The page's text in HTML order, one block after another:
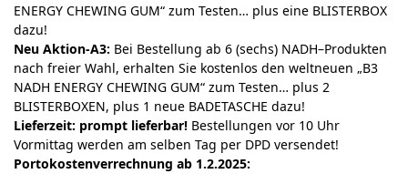
ENERGY CHEWING GUM“ zum Testen… plus eine BLISTERBOX
dazu!
Neu Aktion-A3: Bei Bestellung ab 6 (sechs) NADH–Produkten
nach freier Wahl, erhalten Sie kostenlos den weltneuen „B3
NADH ENERGY CHEWING GUM“ zum Testen… plus 2
BLISTERBOXEN, plus 1 neue BADETASCHE dazu!
Lieferzeit: prompt lieferbar! Bestellungen vor 10 Uhr
Vormittag werden am selben Tag per DPD versendet!
Portokostenverrechnung ab 1.2.2025: